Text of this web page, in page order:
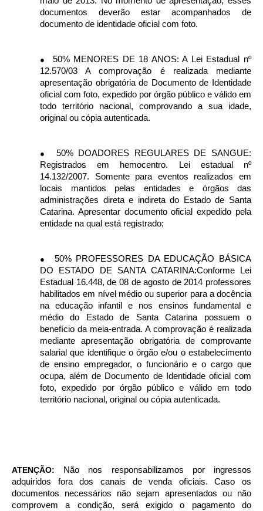
documentos deverão estar acompanhados de
documento de identidade oficial com foto.
●
50% MENORES DE 18 ANOS: A Lei Estadual nº
12.570/03 A comprovação é realizada mediante
apresentação obrigatória de Documento de Identidade
oficial com foto, expedido por órgão público e válido em
todo território nacional, comprovando a sua idade,
original ou cópia autenticada.
●
50% DOADORES REGULARES DE SANGUE:
Registrados em hemocentro. Lei estadual nº
14.132/2007. Somente para eventos realizados em
locais mantidos pelas entidades e órgãos das
administrações direta e indireta do Estado de Santa
Catarina. Apresentar documento oficial expedido pela
entidade na qual está registrado;
●
50% PROFESSORES DA EDUCAÇÃO BÁSICA
DO ESTADO DE SANTA CATARINA:Conforme Lei
Estadual 16.448, de 08 de agosto de 2014 professores
habilitados em nível médio ou superior para a docência
na educação infantil e nos ensinos fundamental e
médio do Estado de Santa Catarina possuem o
benefício da meia-entrada. A comprovação é realizada
mediante apresentação obrigatória de comprovante
salarial que identifique o órgão e/ou o estabelecimento
de ensino empregador, o funcionário e o cargo que
ocupa, além de Documento de Identidade oficial com
foto, expedido por órgão público e válido em todo
território nacional, original ou cópia autenticada.
ATENÇÃO:
Não nos responsabilizamos por ingressos
adquiridos fora dos canais de venda oficiais. Caso os
documentos necessários não sejam apresentados ou não
comprovem a condição, será exigido o pagamento do